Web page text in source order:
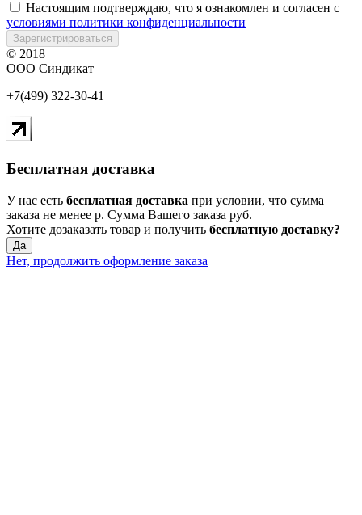
Настоящим подтверждаю, что я ознакомлен и согласен с
условиями политики конфиденциальности
Зарегистрироваться
© 2018
ООО Синдикат
+7(499) 322-30-41
Бесплатная доставка
У нас есть бесплатная доставка при условии, что сумма
заказа не менее р. Сумма Вашего заказа руб.
Хотите дозаказать товар и получить бесплатную доставку?
Да
Нет, продолжить оформление заказа